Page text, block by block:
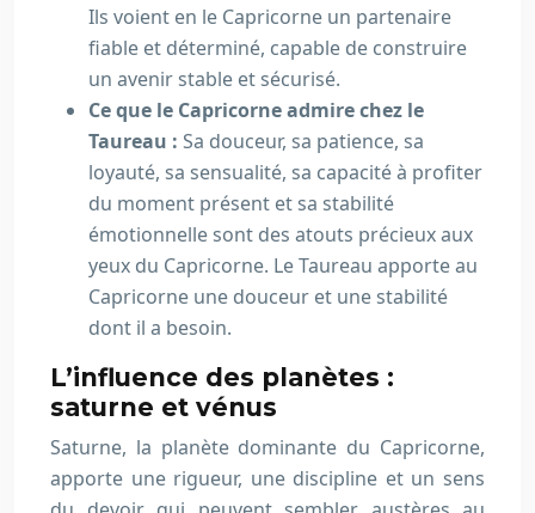
Ils voient en le Capricorne un partenaire
fiable et déterminé, capable de construire
un avenir stable et sécurisé.
Ce que le Capricorne admire chez le
Taureau : Sa douceur, sa patience, sa
loyauté, sa sensualité, sa capacité à profiter
du moment présent et sa stabilité
émotionnelle sont des atouts précieux aux
yeux du Capricorne. Le Taureau apporte au
Capricorne une douceur et une stabilité
dont il a besoin.
L’influence des planètes :
saturne et vénus
Saturne, la planète dominante du Capricorne,
apporte une rigueur, une discipline et un sens